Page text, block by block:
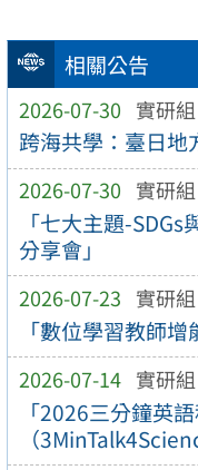
相關公告
2026-07-30 實研組
跨海共學：臺日地
2026-07-30 實研組
「七大主題-
分享會」
2026-07-23 實研組
「數位學習教師增
2026-07-14 實研組
「2026三分鐘英
（